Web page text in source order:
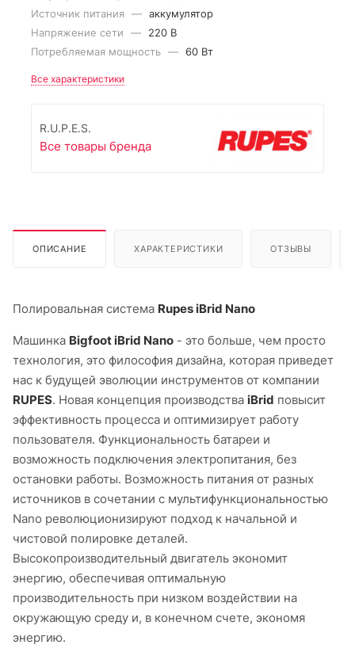
Источник питания — аккумулятор
Напряжение сети
—
220 В
Потребляемая мощность — 60 Вт
Все характеристики
R.U.P.E.S.
Все товары бренда
ОПИСАНИЕ ХАРАКТЕРИСТИКИ ОТЗЫВЫ
Полировальная система Rupes iBrid Nano
Машинка Bigfoot iBrid Nano - это больше, чем просто
технология, это философия дизайна, которая приведет
нас к будущей эволюции инструментов от компании
RUPES. Новая концепция производства iBrid повысит
эффективность процесса и оптимизирует работу
пользователя. Функциональность батареи и
возможность подключения электропитания, без
остановки работы. Возможность питания от разных
источников в сочетании с мультифункциональностью
Nano революционизируют подход к начальной и
чистовой полировке деталей.
Высокопроизводительный двигатель экономит
энергию, обеспечивая оптимальную
производительность при низком воздействии на
окружающую среду и, в конечном счете, экономя
энергию.